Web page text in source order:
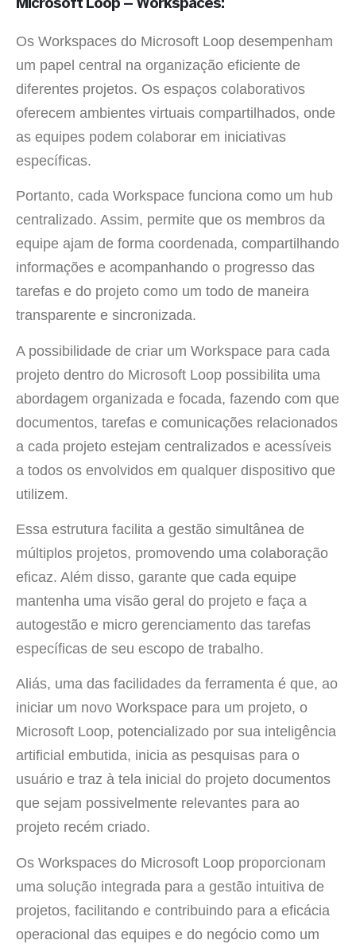
Microsoft Loop – Workspaces:
Os Workspaces do Microsoft Loop desempenham
um papel central na organização eficiente de
diferentes projetos. Os espaços colaborativos
oferecem ambientes virtuais compartilhados, onde
as equipes podem colaborar em iniciativas
específicas.
Portanto, cada Workspace funciona como um hub
centralizado. Assim, permite que os membros da
equipe ajam de forma coordenada, compartilhando
informações e acompanhando o progresso das
tarefas e do projeto como um todo de maneira
transparente e sincronizada.
A possibilidade de criar um Workspace para cada
projeto dentro do Microsoft Loop possibilita uma
abordagem organizada e focada, fazendo com que
documentos, tarefas e comunicações relacionados
a cada projeto estejam centralizados e acessíveis
a todos os envolvidos em qualquer dispositivo que
utilizem.
Essa estrutura facilita a gestão simultânea de
múltiplos projetos, promovendo uma colaboração
eficaz. Além disso, garante que cada equipe
mantenha uma visão geral do projeto e faça a
autogestão e micro gerenciamento das tarefas
específicas de seu escopo de trabalho.
Aliás, uma das facilidades da ferramenta é que, ao
iniciar um novo Workspace para um projeto, o
Microsoft Loop, potencializado por sua inteligência
artificial embutida, inicia as pesquisas para o
usuário e traz à tela inicial do projeto documentos
que sejam possivelmente relevantes para ao
projeto recém criado.
Os Workspaces do Microsoft Loop proporcionam
uma solução integrada para a gestão intuitiva de
projetos, facilitando e contribuindo para a eficácia
operacional das equipes e do negócio como um